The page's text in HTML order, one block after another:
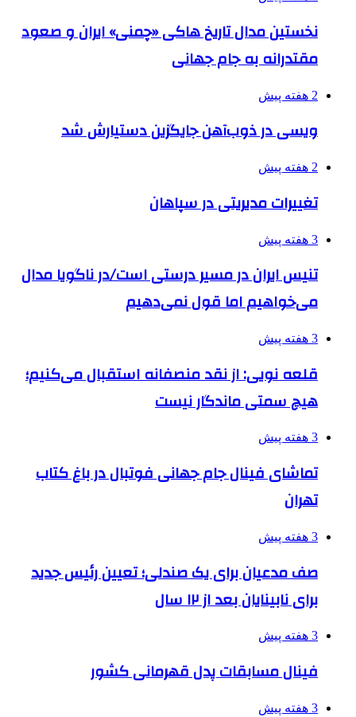
نخستین مدال تاریخ هاکی «چمنی» ایران و صعود
مقتدرانه به جام جهانی
2 هفته پیش
ویسی در ذوب‌آهن جایگزین دستیارش شد
2 هفته پیش
تغییرات مدیریتی در سپاهان
3 هفته پیش
تنیس ایران در مسیر درستی است/در ناگویا مدال
می‌خواهیم اما قول نمی‌دهیم
3 هفته پیش
قلعه نویی: از نقد منصفانه استقبال می‌کنیم؛
هیچ سمتی ماندگار نیست
3 هفته پیش
تماشای فینال جام جهانی فوتبال در باغ کتاب
تهران
3 هفته پیش
صف مدعیان برای یک صندلی؛ تعیین رئیس جدید
برای نابینایان بعد از ۱۲ سال
3 هفته پیش
فینال مسابقات پدل قهرمانی کشور
3 هفته پیش